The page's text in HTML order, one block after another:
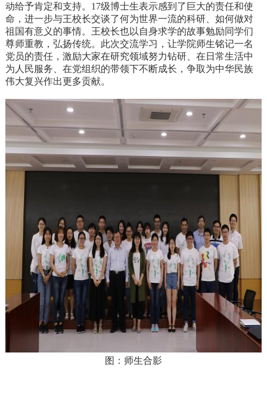
动给予肯定和支持。17级博士生表示感到了巨大的责任和使
命，进一步与王校长交谈了何为世界一流的科研、如何做对
祖国有意义的事情。王校长也以自身求学的故事勉励同学们
尊师重教，弘扬传统。此次交流学习，让学院师生铭记一名
党员的责任，激励大家在研究领域努力钻研、在日常生活中
为人民服务、在党组织的带领下不断成长，争取为中华民族
伟大复兴作出更多贡献。
图：师生合影